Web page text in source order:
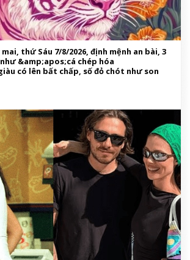
thứ Sáu 7/8/2026, định mệnh an bài, 3
&amp;apos;cá chép hóa
có lên bất chấp, số đỏ chót như son